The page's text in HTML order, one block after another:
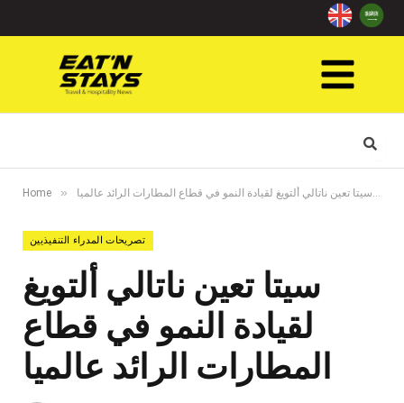
Home » سيتا تعين ناتالي ألتويغ لقيادة النمو في قطاع المطارات الرائد عالميا
تصريحات المدراء التنفيذيين
سيتا تعين ناتالي ألتويغ
لقيادة النمو في قطاع
المطارات الرائد عالميا